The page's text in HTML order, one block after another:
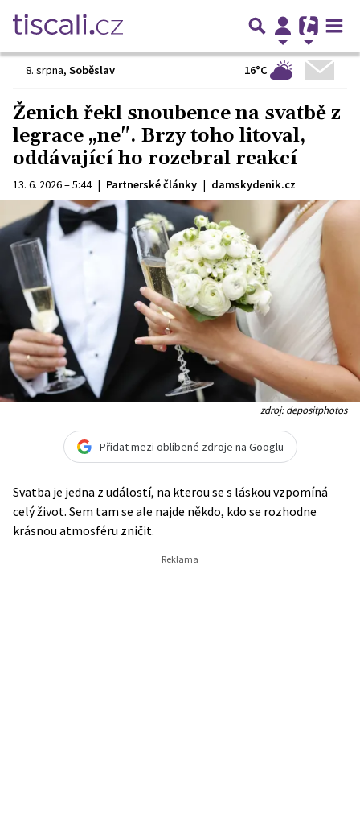
8. srpna, Soběslav 16°C
Ženich řekl snoubence na svatbě z
legrace „ne". Brzy toho litoval,
oddávající ho rozebral reakcí
13. 6. 2026 – 5:44 | Partnerské články | damskydenik.cz
zdroj: depositphotos
Přidat mezi oblíbené zdroje na Googlu
Svatba je jedna z událostí, na kterou se s láskou vzpomíná
celý život. Sem tam se ale najde někdo, kdo se rozhodne
krásnou atmosféru zničit.